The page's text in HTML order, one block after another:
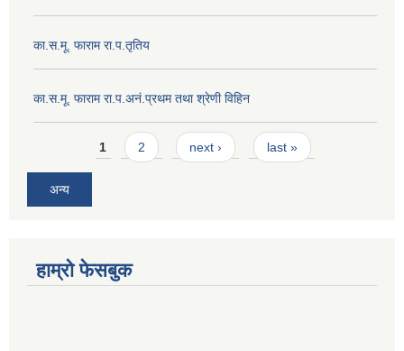
का.स.मू. फाराम रा.प.तृतिय
का.स.मू. फाराम रा.प.अनं.प्रथम तथा श्रेणी विहिन
Pages1 2 next › last »
अन्य
हाम्रो फेसबुक